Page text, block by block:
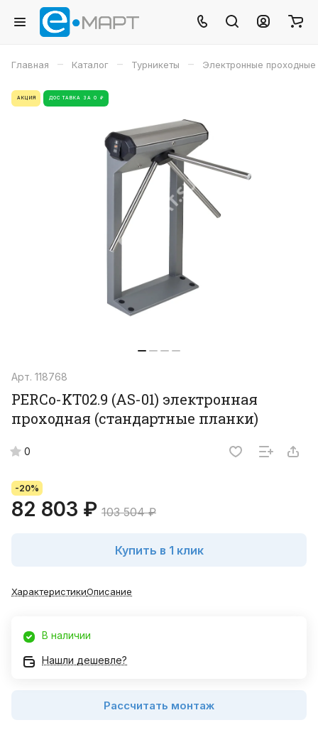
Главная – Каталог – Турникеты – Электронные проходные
АКЦИЯ ДОСТАВКА ЗА 0 ₽
Арт. 118768
PERCo-KT02.9 (AS-01) электронная
проходная (стандартные планки)
0
-20%
82 803 ₽ 103 504 ₽
Купить в 1 клик
ХарактеристикиОписание
В наличии
Нашли дешевле?
Рассчитать монтаж